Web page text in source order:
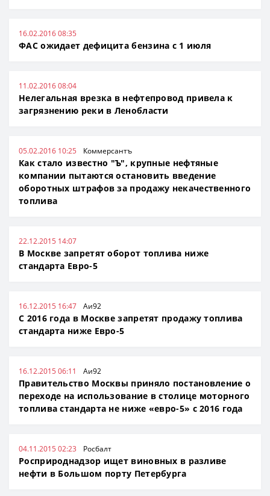
16.02.2016 08:35
ФАС ожидает дефицита бензина с 1 июля
11.02.2016 08:04
Нелегальная врезка в нефтепровод привела к
загрязнению реки в Ленобласти
05.02.2016 10:25 Коммерсантъ
Как стало известно "Ъ", крупные нефтяные
компании пытаются остановить введение
оборотных штрафов за продажу некачественного
топлива
22.12.2015 14:07
В Москве запретят оборот топлива ниже
стандарта Евро-5
16.12.2015 16:47 Аи92
С 2016 года в Москве запретят продажу топлива
стандарта ниже Евро-5
16.12.2015 06:11 Аи92
Правительство Москвы приняло постановление о
переходе на использование в столице моторного
топлива стандарта не ниже «евро-5» с 2016 года
04.11.2015 02:23 Росбалт
Росприроднадзор ищет виновных в разливе
нефти в Большом порту Петербурга